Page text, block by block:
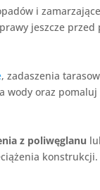
i
jeszcze
, zadaszenia
wody oraz
z poliwęglanu
konstrukcji.